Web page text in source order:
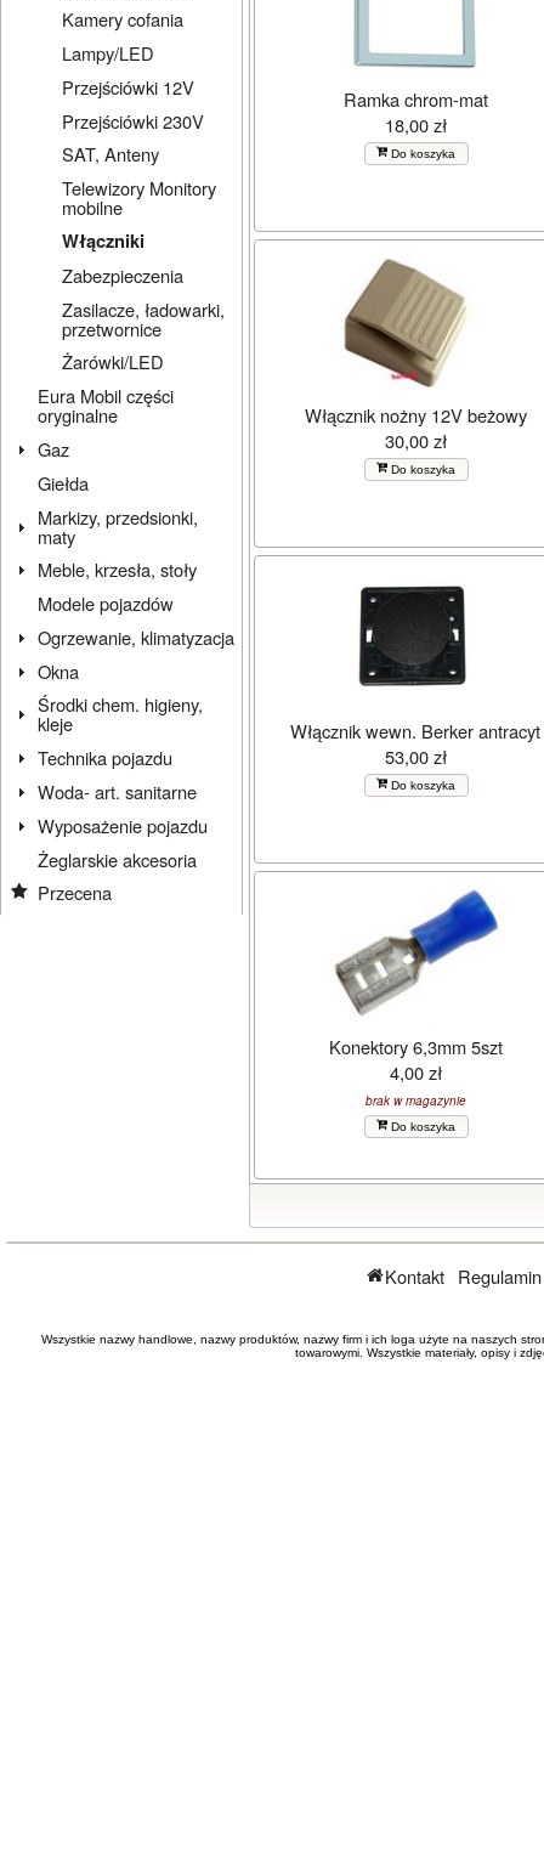
Kamery cofania
Lampy/LED
Przejściówki 12V
Przejściówki 230V
SAT, Anteny
Telewizory Monitory
mobilne
Włączniki
Zabezpieczenia
Zasilacze, ładowarki,
przetwornice
Żarówki/LED
Eura Mobil części
oryginalne
Gaz
Giełda
Markizy, przedsionki,
maty
Meble, krzesła, stoły
Modele pojazdów
Ogrzewanie, klimatyzacja
Okna
Środki chem. higieny,
kleje
Technika pojazdu
Woda- art. sanitarne
Wyposażenie pojazdu
Żeglarskie akcesoria
Przecena
Ramka chrom-mat
18,00 zł
Do koszyka
Włącznik nożny 12V beżowy
30,00 zł
Do koszyka
Włącznik wewn. Berker antracyt
53,00 zł
Do koszyka
Konektory 6,3mm 5szt
4,00 zł
brak w magazynie
Do koszyka
Kontakt
Wszystkie nazwy handlowe, nazwy produktów, nazwy firm i ich loga użyte na naszych
towarowymi. Wszystkie materiały, opisy i